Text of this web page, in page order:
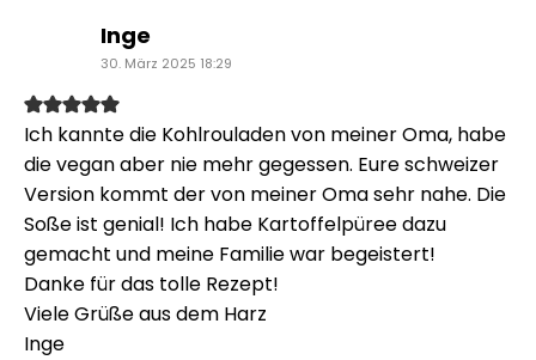
Inge
30. März 2025 18:29
Ich kannte die Kohlrouladen von meiner Oma, habe
die vegan aber nie mehr gegessen. Eure schweizer
Version kommt der von meiner Oma sehr nahe. Die
Soße ist genial! Ich habe Kartoffelpüree dazu
gemacht und meine Familie war begeistert!
Danke für das tolle Rezept!
Viele Grüße aus dem Harz
Inge